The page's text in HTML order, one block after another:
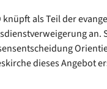
als Teil der
an.
dieses Angebot